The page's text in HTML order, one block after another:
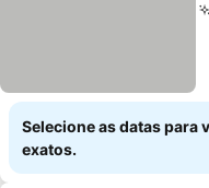
Selecione as datas para
exatos.